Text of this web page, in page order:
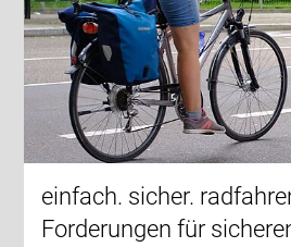
einfach. sicher.
Forderungen für